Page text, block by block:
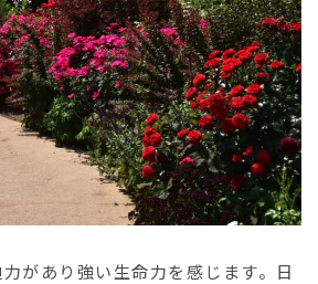
があり強い生命力を感じます。日